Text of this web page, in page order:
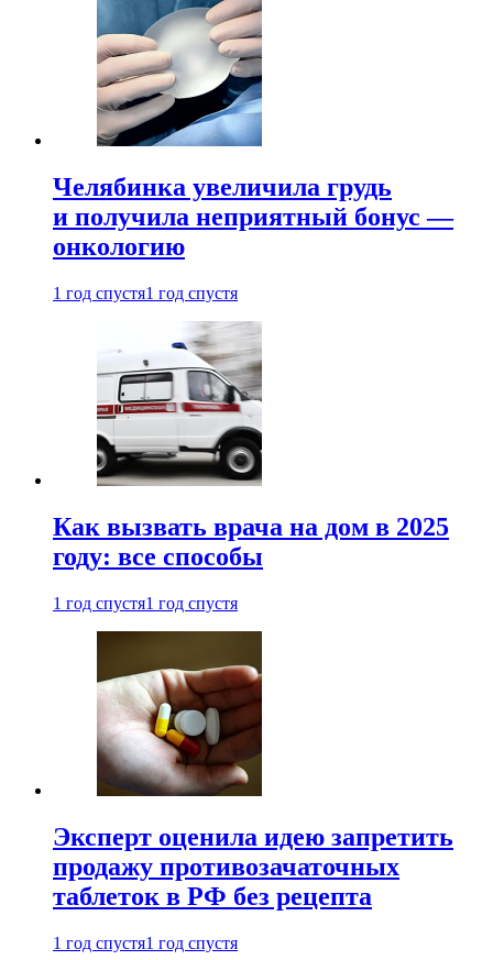
Челябинка увеличила грудь
и получила неприятный бонус —
онкологию
1 год спустя1 год спустя
Как вызвать врача на дом в 2025
году: все способы
1 год спустя1 год спустя
Эксперт оценила идею запретить
продажу противозачаточных
таблеток в РФ без рецепта
1 год спустя1 год спустя